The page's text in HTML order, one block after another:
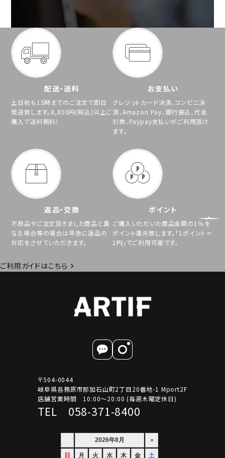
配送・送料
土日祝も15時までのご注文で即日
発送致します。8,800円(税込)以上ご
購入で送料無料！
お支払い
クレジットカード決済、コンビニ決
済、Amazon Pay、銀行振込、代金
引換、Paypay支払いがご利用頂け
ます。
返品・交換
不良品やご注文頂きました商品と異
なる場合等の場合は早急に返品の
対応をさせていただきます。
ポイント
ご購入いただいた商品金額の1％を
ポイント還元致します。「1ポイント＝
1円」でご利用可能です。
ご利用ガイドはこちら
〒504-0044
岐阜県各務原市那加石山町2丁目20番地-1 Mport2F
店舗営業時間 10:00～20:00 (毎週木曜定休日)
TEL 058-371-8400